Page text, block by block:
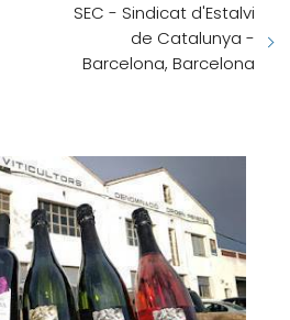
SEC - Sindicat d'Estalvi
de Catalunya -
Barcelona, Barcelona